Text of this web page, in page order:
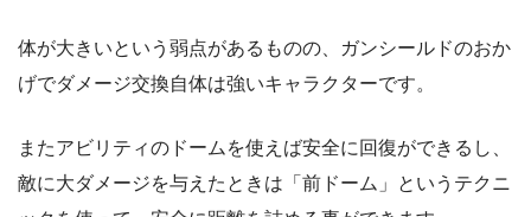
体が大きいという弱点があるものの、ガンシールドのおか
げでダメージ交換自体は強いキャラクターです。
またアビリティのドームを使えば安全に回復ができるし、
敵に大ダメージを与えたときは「前ドーム」というテクニ